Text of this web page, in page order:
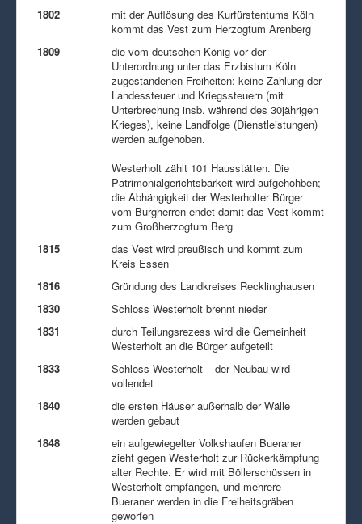
1802
mit der Auflösung des Kurfürstentums Köln
kommt das Vest zum Herzogtum Arenberg
1809
die vom deutschen König vor der
Unterordnung unter das Erzbistum Köln
zugestandenen Freiheiten: keine Zahlung der
Landessteuer und Kriegssteuern (mit
Unterbrechung insb. während des 30jährigen
Krieges), keine Landfolge (Dienstleistungen)
werden aufgehoben.
Westerholt zählt 101 Hausstätten. Die
Patrimonialgerichtsbarkeit wird aufgehohben;
die Abhängigkeit der Westerholter Bürger
vom Burgherren endet damit das Vest kommt
zum Großherzogtum Berg
1815
das Vest wird preußisch und kommt zum
Kreis Essen
1816
Gründung des Landkreises Recklinghausen
1830
Schloss Westerholt brennt nieder
1831
durch Teilungsrezess wird die Gemeinheit
Westerholt an die Bürger aufgeteilt
1833
Schloss Westerholt – der Neubau wird
vollendet
1840
die ersten Häuser außerhalb der Wälle
werden gebaut
1848
ein aufgewiegelter Volkshaufen Bueraner
zieht gegen Westerholt zur Rückerkämpfung
alter Rechte. Er wird mit Böllerschüssen in
Westerholt empfangen, und mehrere
Bueraner werden in die Freiheitsgräben
geworfen